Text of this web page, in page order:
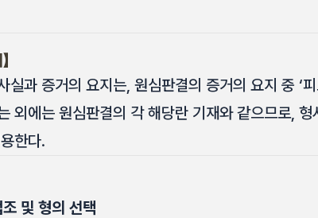
실과 증거의 요지는, 원심판결의 증거의 요지 중 ‘
외에는 원심판결의 각 해당란 기재와 같으므로,
한다.
및 형의 선택